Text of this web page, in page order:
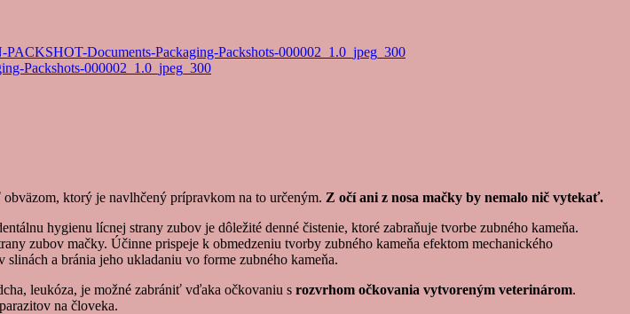
ktorý je navlhčený prípravkom na to určeným. Z očí ani z nosa mačky by nemalo nič vytekať.
hygienu lícnej strany zubov je dôležité denné čistenie, ktoré zabraňuje tvorbe zubného kameňa.
zubov mačky. Účinne prispeje k obmedzeniu tvorby zubného kameňa efektom mechanického
a bránia jeho ukladaniu vo forme zubného kameňa.
leukóza, je možné zabrániť vďaka očkovaniu s rozvrhom očkovania vytvoreným veterinárom.
na človeka.